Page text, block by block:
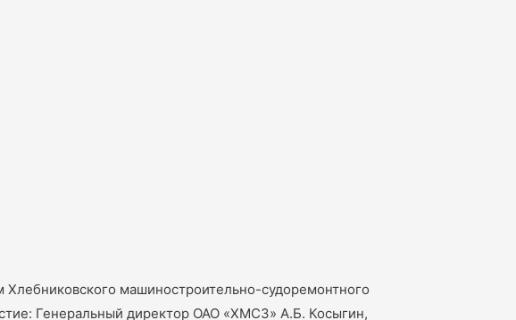
Хлебниковского машиностроительно-судоремонтного
Генеральный директор ОАО «ХМСЗ» А.Б. Косыгин,